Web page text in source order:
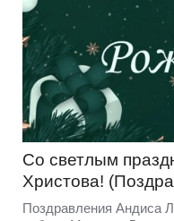
Со светлым
Христова!
Поздравления Андиса